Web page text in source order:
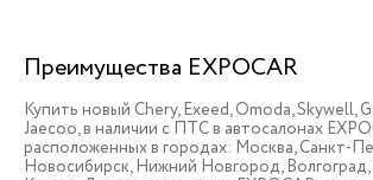
Преимущества EXPOCAR
Купить новый Chery, Exeed, Omoda, Skywell,
Jaecoo, в наличии c ПТС в автосалонах
расположенных в городах: Москва, Санкт-
Новосибирск, Нижний Новгород,